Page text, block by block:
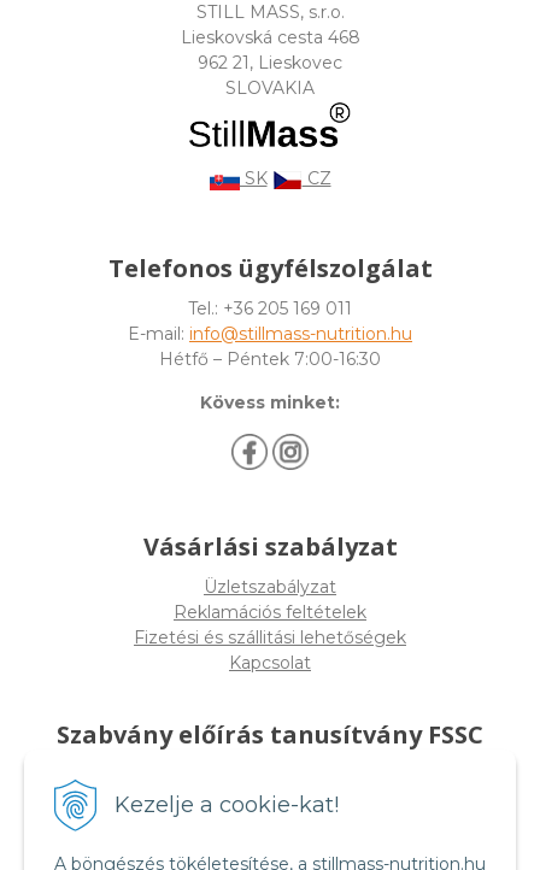
Kezelje a cookie-kat!
A böngészés tökéletesítése, a stillmass-nutrition.hu
STILL MASS, s.r.o.
Lieskovská cesta 468
962 21, Lieskovec
SLOVAKIA
SK CZ
Telefonos ügyfélszolgálat
Tel.: +36 205 169 011
E-mail: info@stillmass-nutrition.hu
Hétfő – Péntek 7:00-16:30
Kövess minket:
Vásárlási szabályzat
Üzletszabályzat
Reklamációs feltételek
Fizetési és szállitási lehetőségek
Kapcsolat
Szabvány előírás tanusítvány FSSC